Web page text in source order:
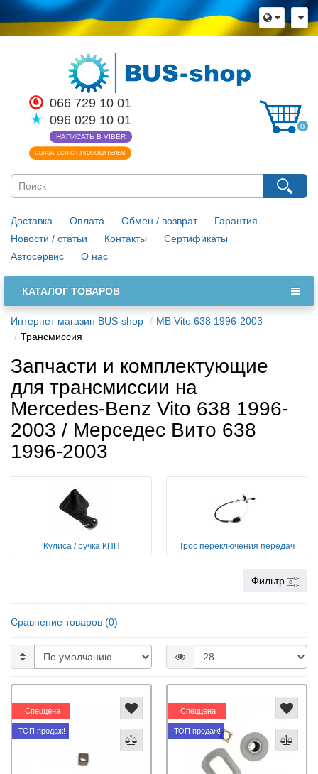
066 729 10 01
096 029 10 01
НАПИСАТЬ В VIBER
СВЯЗАТЬСЯ С РУКОВОДИТЕЛЕМ
0
Доставка Оплата Обмен / возврат
Гарантия
Новости / статьи
Контакты
Сертификаты
Автосервис
О нас
КАТАЛОГ ТОВАРОВ
Интернет магазин BUS-shop
MB Vito 638 1996-2003
Трансмиссия
Запчасти и комплектующие
для трансмиссии на
Mercedes-Benz Vito 638 1996-
2003 / Мерседес Вито 638 ​​
1996-2003
Кулиса / ручка КПП Трос переключения передач
Фильтр
Сравнение товаров (0)
Спеццена
ТОП продаж!
Спеццена
ТОП продаж!